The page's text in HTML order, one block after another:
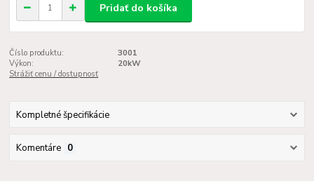
Pridať do košíka
Číslo produktu:
3001
Výkon:
20kW
Strážiť cenu / dostupnosť
Kompletné špecifikácie
Komentáre 0